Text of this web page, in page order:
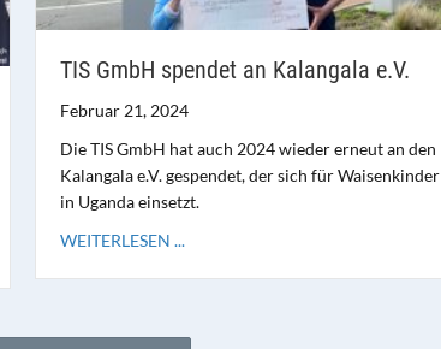
TIS GmbH spendet an Kalangala e.V.
Februar 21, 2024
Die TIS GmbH hat auch 2024 wieder erneut an den
Kalangala e.V. gespendet, der sich für Waisenkinder
in Uganda einsetzt.
WEITERLESEN ...